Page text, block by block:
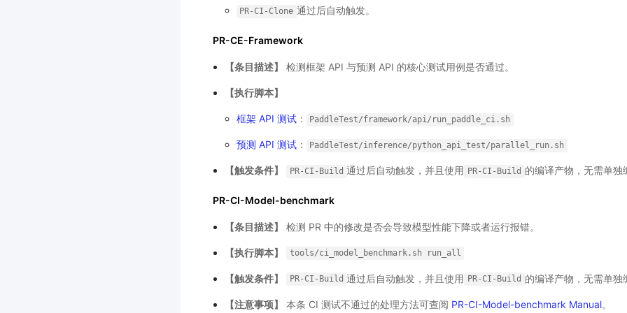
PR-CI-Clone 通过后自动触发。
PR-CE-Framework
【条目描述】 检测框架 API 与预测 API 的核心测试用例是否通过。
【执行脚本】
框架 API 测试： PaddleTest/framework/api/run_paddle_ci.sh
预测 API 测试： PaddleTest/inference/python_api_test/parallel_run.sh
【触发条件】 PR-CI-Build 通过后自动触发，并且使用 PR-CI-Build 的编译产物，无需单独
PR-CI-Model-benchmark
【条目描述】 检测 PR 中的修改是否会导致模型性能下降或者运行报错。
【执行脚本】 tools/ci_model_benchmark.sh run_all
【触发条件】 PR-CI-Build 通过后自动触发，并且使用 PR-CI-Build 的编译产物，无需单独
【注意事项】 本条 CI 测试不通过的处理方法可查阅 PR-CI-Model-benchmark Manual。